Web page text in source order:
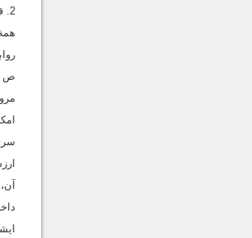
2. قلمرو دين از ديدگاه آيت‌الله مصباح يزدي
ص 22).